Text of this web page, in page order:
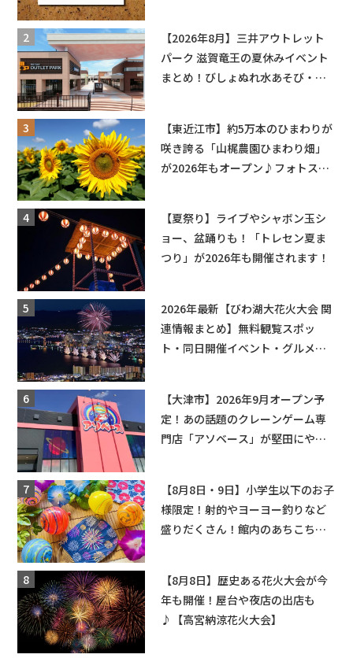
【2026年8月】三井アウトレット
パーク 滋賀竜王の夏休みイベント
まとめ！びしょぬれ水あそび・激
【東近江市】約5万本のひまわりが
咲き誇る「山梶農園ひまわり畑」
が2026年もオープン♪フォトスポ
【夏祭り】ライブやシャボン玉シ
ョー、盆踊りも！「トレセン夏ま
つり」が2026年も開催されます！
2026年最新【びわ湖大花火大会 関
連情報まとめ】無料観覧スポッ
ト・同日開催イベント・グルメマ
【大津市】2026年9月オープン予
定！あの話題のクレーンゲーム専
門店「アソベース」が堅田にやっ
【8月8日・9日】小学生以下のお子
様限定！射的やヨーヨー釣りなど
盛りだくさん！館内のあちこちに
【8月8日】歴史ある花火大会が今
年も開催！屋台や夜店の出店も
♪【高宮納涼花火大会】